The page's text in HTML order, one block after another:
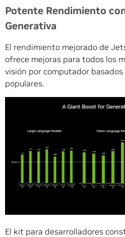
Potente Rendimiento
Generativa
El rendimiento mejorado de
ofrece mejoras para todos los
visión por computador
populares.
El kit para desarrolladores